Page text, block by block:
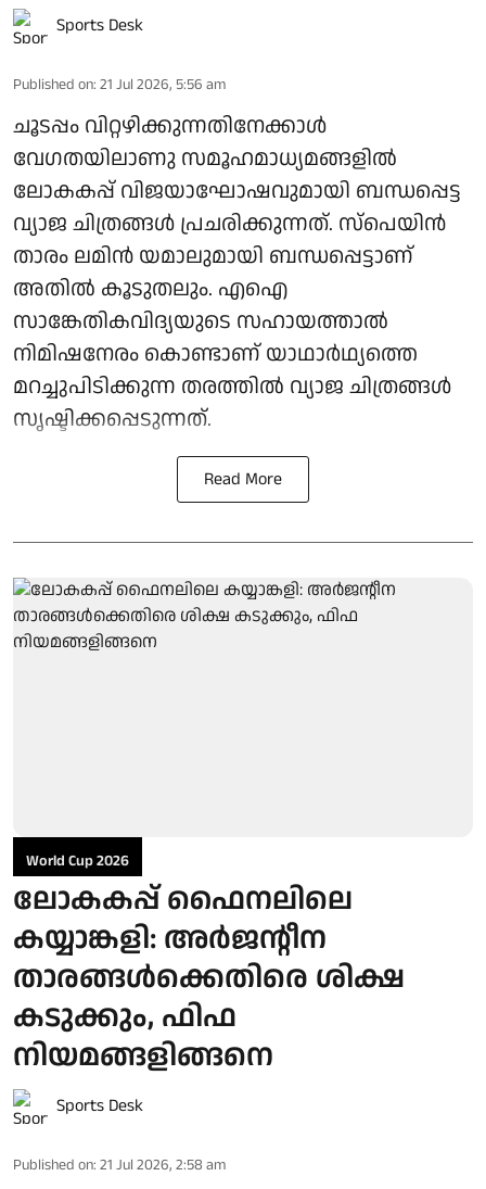
Sports Desk
Published on: 21 Jul 2026, 5:56 am
ചൂടപ്പം വിറ്റഴിക്കുന്നതിനേക്കാൾ
വേഗതയിലാണു സമൂഹമാധ്യമങ്ങളിൽ
ലോകകപ്പ് വിജയാഘോഷവുമായി ബന്ധപ്പെട്ട
വ്യാജ ചിത്രങ്ങൾ പ്രചരിക്കുന്നത്. സ്‌പെയിൻ
താരം ലമിൻ യമാലുമായി ബന്ധപ്പെട്ടാണ്
അതിൽ കൂടുതലും. എഐ
സാങ്കേതികവിദ്യയുടെ സഹായത്താൽ
നിമിഷനേരം കൊണ്ടാണ് യാഥാർഥ്യത്തെ
മറച്ചുപിടിക്കുന്ന തരത്തിൽ വ്യാജ ചിത്രങ്ങൾ
സൃഷ്ടിക്കപ്പെടുന്നത്.
Read More
World Cup 2026
ലോകകപ്പ് ഫൈനലിലെ
കയ്യാങ്കളി: അർജന്റീന
താരങ്ങൾക്കെതിരെ ശിക്ഷ
കടുക്കും, ഫിഫ
നിയമങ്ങളിങ്ങനെ
Sports Desk
Published on: 21 Jul 2026, 2:58 am